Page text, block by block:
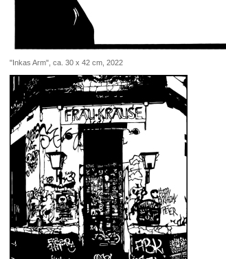
"Inkas Arm", ca. 30 x 42 cm, 2022